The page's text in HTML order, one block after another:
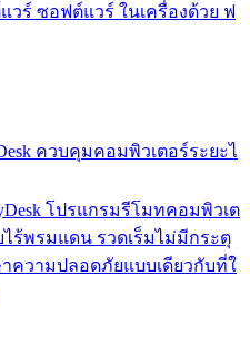
วร์ ซอฟต์แวร์ ในเครื่องด้วย ฟ
ควบคุมคอมพิวเตอร์ระยะไ
โปรแกรมรีโมทคอมพิวเต
ร้พรมแดน รวดเร็มไม่มีกระตุ
ความปลอดภัยแบบเดียวกับที่ใ